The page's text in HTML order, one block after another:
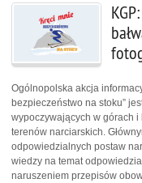
Ogólnopolska akcja
bezpieczeństwo na stoku”
wypoczywających w górach
terenów narciarskich.
odpowiedzialnych postaw
wiedzy na temat
naruszeniem przepisów